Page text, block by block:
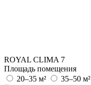
ROYAL CLIMA 7
Площадь помещения
20–35 м²
35–50 м²